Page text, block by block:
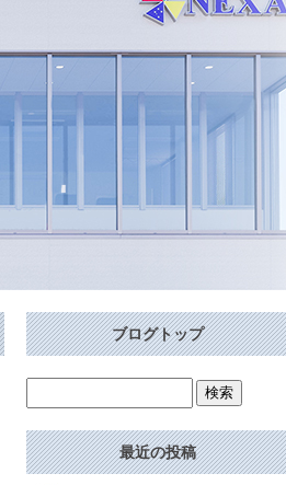
ブログトップ
最近の投稿